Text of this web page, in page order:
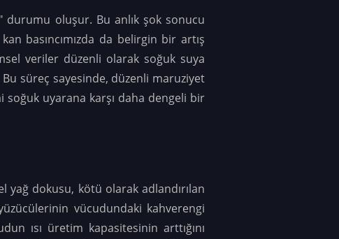
durumu oluşur. Bu anlık şok sonucu
basıncımızda da belirgin bir artış
veriler düzenli olarak soğuk suya
süreç sayesinde, düzenli maruziyet
soğuk uyarana karşı daha dengeli bir
yağ dokusu, kötü olarak adlandırılan
vücudundaki kahverengi
ısı üretim kapasitesinin arttığını